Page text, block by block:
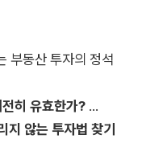
집을 사?” 이때 기억해
멍거의 명언이다. “대중
것이다.”
어가는 시점이야말로
는 때다. 이 시대 유명 투
부동산 투자의 정석
히 유효한가?
지 않는 투자법 찾기